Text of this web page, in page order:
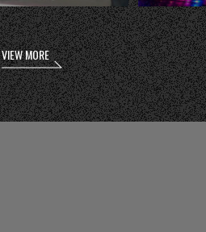
VIEW MORE